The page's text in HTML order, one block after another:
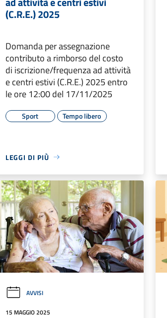
(C.R.E.) 2025
Domanda per assegnazione
contributo a rimborso del costo
di iscrizione/frequenza ad attività
e centri estivi (C.R.E.) 2025 entro
le ore 12:00 del 17/11/2025
Sport Tempo libero
LEGGI DI PIÙ
AVVISI
15 MAGGIO 2025